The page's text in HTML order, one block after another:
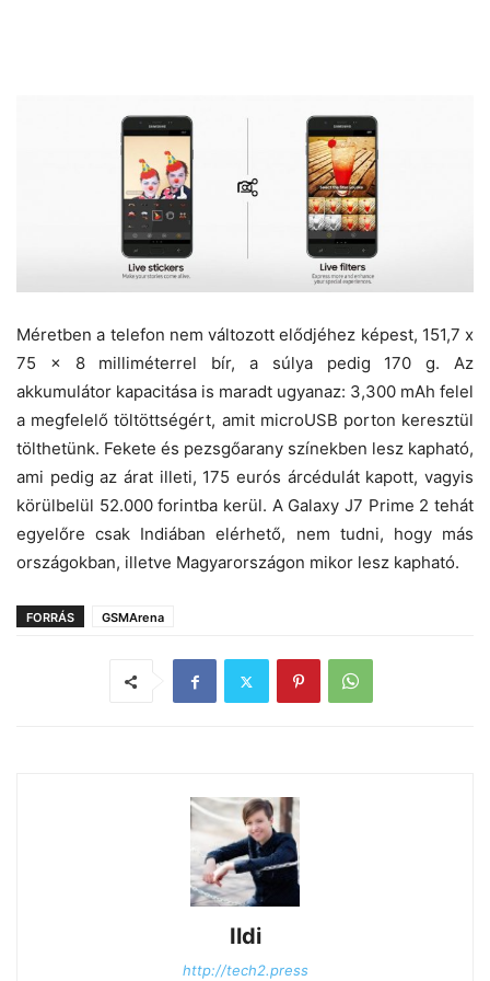
Méretben a telefon nem változott elődjéhez képest, 151,7 x
75 x 8 milliméterrel bír, a súlya pedig 170 g. Az
akkumulátor kapacitása is maradt ugyanaz: 3,300 mAh felel
a megfelelő töltöttségért, amit microUSB porton keresztül
tölthetünk. Fekete és pezsgőarany színekben lesz kapható,
ami pedig az árat illeti, 175 eurós árcédulát kapott, vagyis
körülbelül 52.000 forintba kerül. A Galaxy J7 Prime 2 tehát
egyelőre csak Indiában elérhető, nem tudni, hogy más
országokban, illetve Magyarországon mikor lesz kapható.
FORRÁS GSMArena
Ildi
http://tech2.press